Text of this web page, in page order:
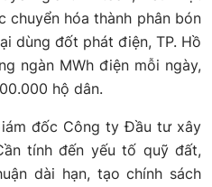
chuyển hóa thành phân bón
dùng đốt phát điện, TP. Hồ
ngàn MWh điện mỗi ngày,
hộ dân.
đốc Công ty Đầu tư xây
tính đến yếu tố quỹ đất,
dài hạn, tạo chính sách